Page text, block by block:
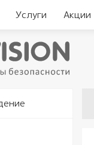
Услуги Акции